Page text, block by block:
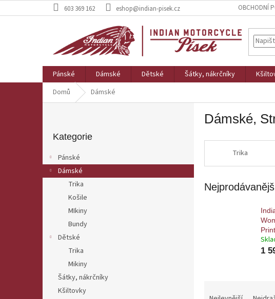
na
603 369 162 eshop@indian-pisek.cz OBCHODNÍ
Pánské Dámské Dětské Šátky, nákrčníky
Domů
Dámské
a
n
kategorie
Kategorie
Pánské
Dámské
Trika
Košile
MIkiny
Bundy
Dětské
Trika
Mikiny
Šátky, nákrčníky
Kšiltovky
Dámské,
Trika
1